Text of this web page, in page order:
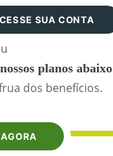
SUA CONTA
planos abaixo
dos benefícios.